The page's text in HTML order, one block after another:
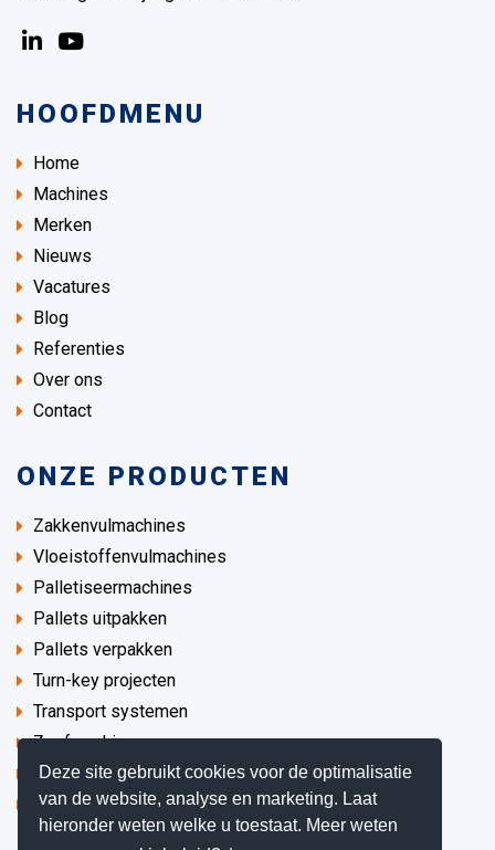
Deze site gebruikt cookies voor de optimalisatie
van de website, analyse en marketing. Laat
hieronder weten welke u toestaat. Meer weten
HOOFDMENU
Home
Machines
Merken
Nieuws
Vacatures
Blog
Referenties
Over ons
Contact
ONZE PRODUCTEN
Zakkenvulmachines
Vloeistoffenvulmachines
Palletiseermachines
Pallets uitpakken
Pallets verpakken
Turn-key projecten
Transport systemen
Zeefmachines
Procesapparatuur
Demo / Gebruikte machines